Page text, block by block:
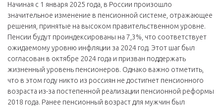
Начиная с 1 января 2025 года, в России произошло
значительное изменение в пенсионной системе, отражающее
решения, принятые на высоком правительственном уровне.
Пенсии будут проиндексированы на 7,3%, что соответствует
ожидаемому уровню инфляции за 2024 год. Этот шаг был
согласован в октябре 2024 года и призван поддержать
жизненный уровень пенсионеров. Однако важно отметить,
что в этом году никто из россиян не достигнет пенсионного
возраста из-за постепенной реализации пенсионной реформы
2018 года. Ранее пенсионный возраст для мужчин был